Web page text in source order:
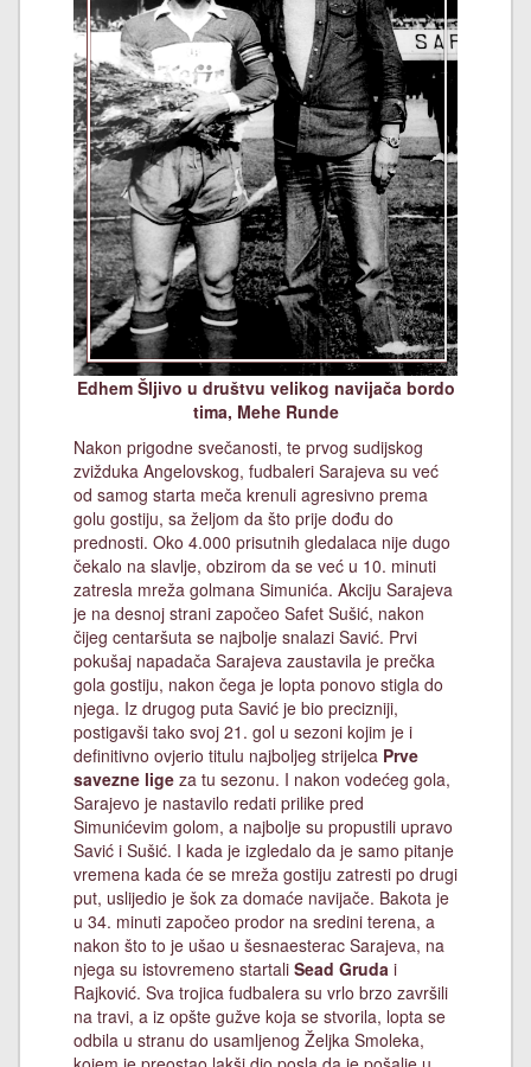
Edhem Šljivo u društvu velikog navijača bordo
tima, Mehe Runde
Nakon prigodne svečanosti, te prvog sudijskog
zvižduka Angelovskog, fudbaleri Sarajeva su već
od samog starta meča krenuli agresivno prema
golu gostiju, sa željom da što prije dođu do
prednosti. Oko 4.000 prisutnih gledalaca nije dugo
čekalo na slavlje, obzirom da se već u 10. minuti
zatresla mreža golmana Simunića. Akciju Sarajeva
je na desnoj strani započeo Safet Sušić, nakon
čijeg centaršuta se najbolje snalazi Savić. Prvi
pokušaj napadača Sarajeva zaustavila je prečka
gola gostiju, nakon čega je lopta ponovo stigla do
njega. Iz drugog puta Savić je bio precizniji,
postigavši tako svoj 21. gol u sezoni kojim je i
definitivno ovjerio titulu najboljeg strijelca Prve
savezne lige za tu sezonu. I nakon vodećeg gola,
Sarajevo je nastavilo redati prilike pred
Simunićevim golom, a najbolje su propustili upravo
Savić i Sušić. I kada je izgledalo da je samo pitanje
vremena kada će se mreža gostiju zatresti po drugi
put, uslijedio je šok za domaće navijače. Bakota je
u 34. minuti započeo prodor na sredini terena, a
nakon što to je ušao u šesnaesterac Sarajeva, na
njega su istovremeno startali Sead Gruda i
Rajković. Sva trojica fudbalera su vrlo brzo završili
na travi, a iz opšte gužve koja se stvorila, lopta se
odbila u stranu do usamljenog Željka Smoleka,